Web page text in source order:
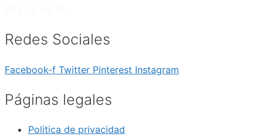
Redes Sociales
Facebook-f Twitter Pinterest Instagram
Páginas legales
Politica de privacidad